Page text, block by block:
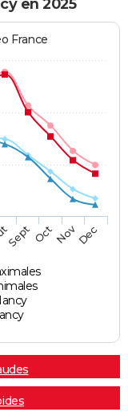
en 2025
France
Sept OctNovDec